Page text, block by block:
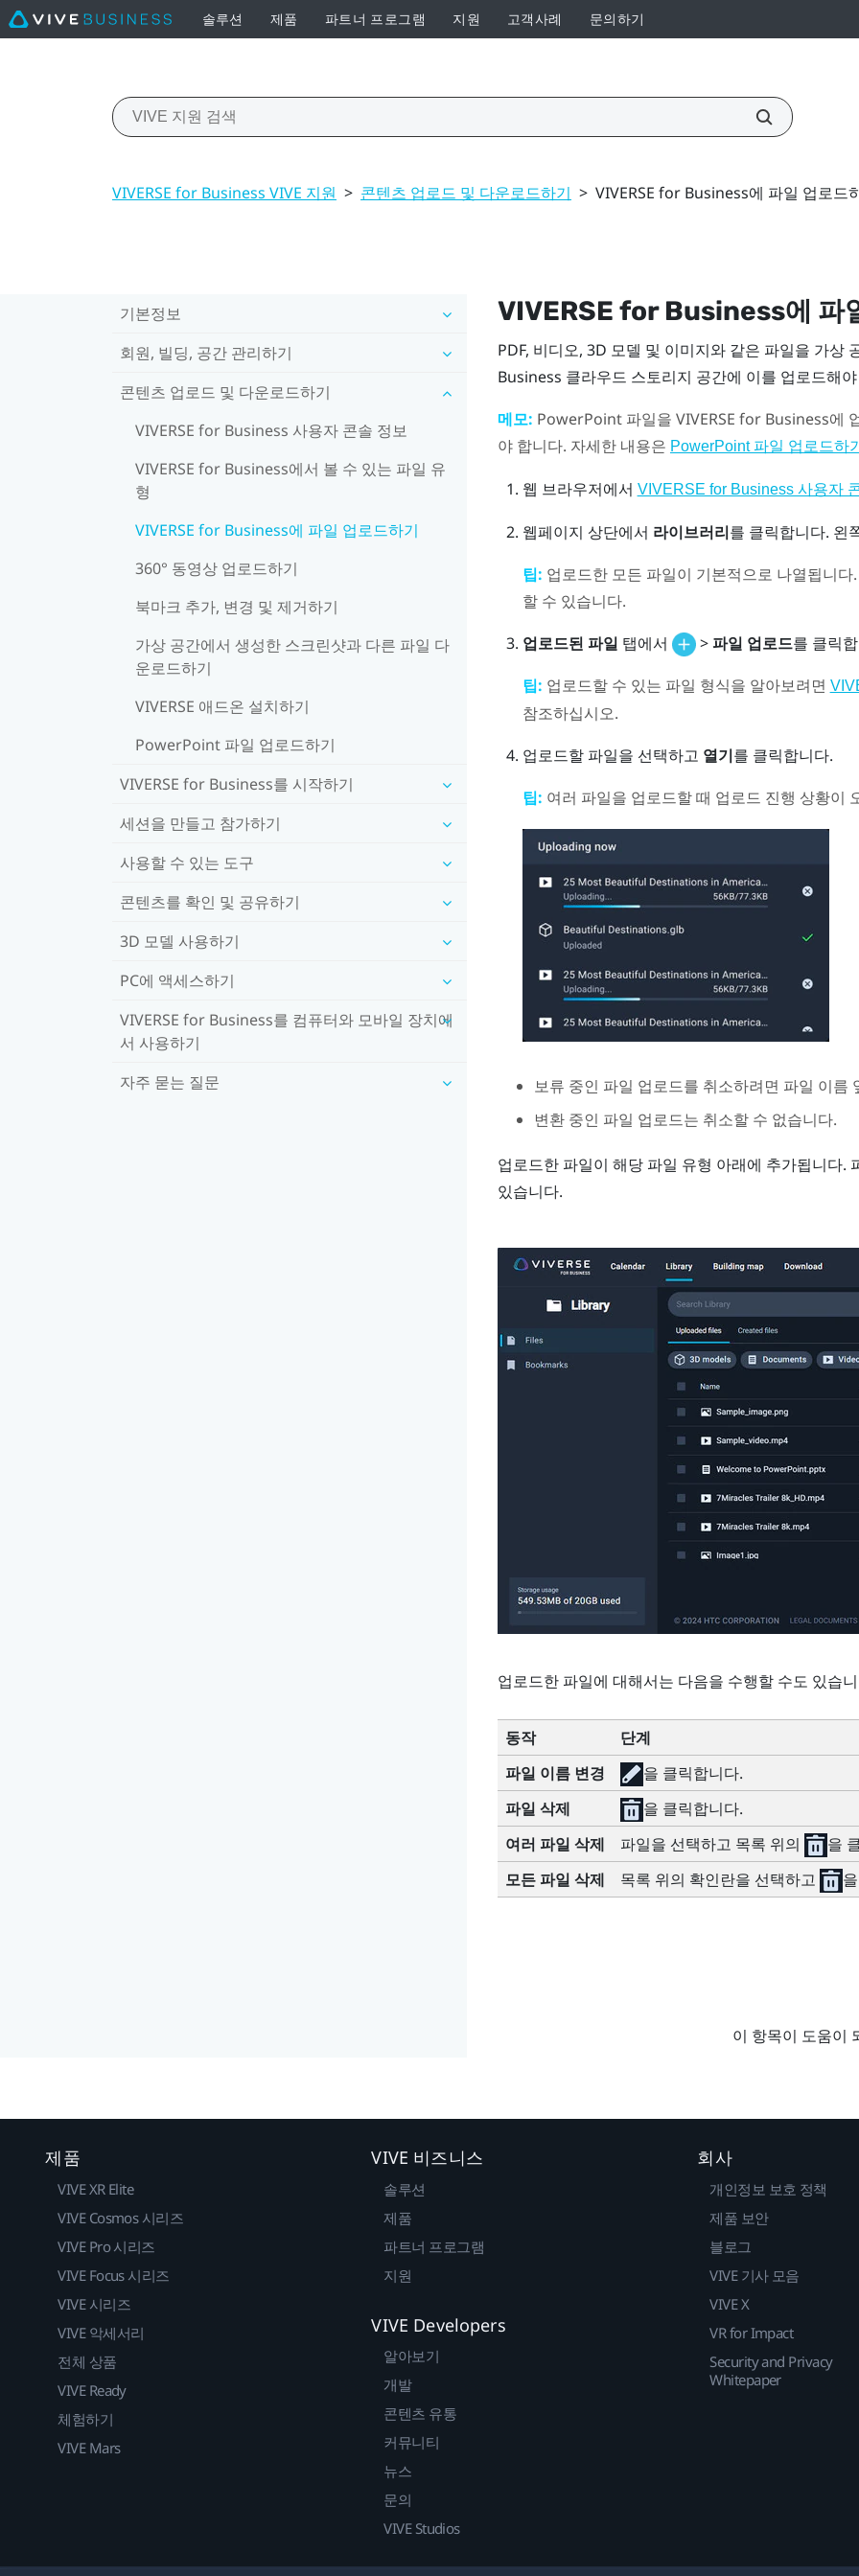
솔루션 제품 파트너 프로그램 지원 고객사례 문의하기
VIVERSE for Business VIVE 지원 > 콘텐츠 업로드 및 다운로드하기 > VIVERSE for Business에 파일 업로드
기본정보
회원, 빌딩, 공간 관리하기
콘텐츠 업로드 및 다운로드하기
VIVERSE for Business 사용자 콘솔 정보
VIVERSE for Business에서 볼 수 있는 파일 유
형
VIVERSE for Business에 파일 업로드하기
360° 동영상 업로드하기
북마크 추가, 변경 및 제거하기
가상 공간에서 생성한 스크린샷과 다른 파일 다
운로드하기
VIVERSE 애드온 설치하기
PowerPoint 파일 업로드하기
VIVERSE for Business를 시작하기
세션을 만들고 참가하기
사용할 수 있는 도구
콘텐츠를 확인 및 공유하기
3D 모델 사용하기
PC에 액세스하기
VIVERSE for Business를 컴퓨터와 모바일 장치에
서 사용하기
자주 묻는 질문
VIVERSE for Business에 파
PDF, 비디오, 3D 모델 및 이미지와 같은 파일을 가상
Business 클라우드 스토리지 공간에 이를 업로드해
메모: PowerPoint파일을 VIVERSE for Business에
야 합니다. 자세한 내용은 PowerPoint 파일 업로드하
웹 브라우저에서 VIVERSE for Business 사용자
웹페이지 상단에서 라이브러리를 클릭합니다. 왼
팁: 업로드한 모든 파일이 기본적으로 나열됩니
할 수 있습니다.
업로드된 파일 탭에서 >파일 업로드를 클릭
팁: 업로드할 수 있는 파일 형식을 알아보려면
참조하십시오.
업로드할 파일을 선택하고 열기를 클릭합니다.
팁: 여러 파일을 업로드할 때 업로드 진행 상황이
보류 중인 파일 업로드를 취소하려면 파일 이름
변환 중인 파일 업로드는 취소할 수 없습니다.
업로드한 파일이 해당 파일 유형 아래에 추가됩니다.
있습니다.
업로드한 파일에 대해서는 다음을 수행할 수도 있습
동작
단계
파일 이름 변경
을 클릭합니다.
파일 삭제
을 클릭합니다.
여러 파일 삭제
파일을 선택하고 목록 위의
을
모든 파일 삭제
목록 위의 확인란을 선택하고
이 항목이 도움이
제품
VIVE XR Elite
VIVE Cosmos 시리즈
VIVE Pro 시리즈
VIVE Focus 시리즈
VIVE 시리즈
VIVE 악세서리
전체 상품
VIVE Ready
체험하기
VIVE Mars
VIVE 비즈니스
솔루션
제품
파트너 프로그램
지원
VIVE Developers
알아보기
개발
콘텐츠 유통
커뮤니티
뉴스
문의
VIVE Studios
회사
개인정보 보호 정책
제품 보안
블로그
VIVE 기사 모음
VIVE X
VR for Impact
Security and Privacy
Whitepaper